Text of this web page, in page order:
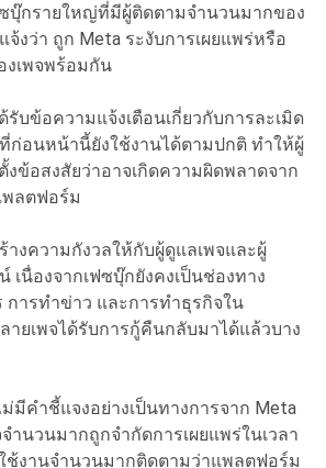
บุ๊กรายใหญ่ที่มีผู้ติดตามจำนวนมากของ
งว่า ถูก Meta ระงับการเผยแพร่หรือ
งเพจพร้อมกัน
รับข้อความแจ้งเตือนเกี่ยวกับการละเมิด
ก่อนหน้านี้ยังใช้งานได้ตามปกติ ทำให้ผู้
งข้อสงสัยว่าอาจเกิดความผิดพลาดจาก
ลตฟอร์ม
างความกังวลให้กับผู้ดูแลเพจและผู้
เนื่องจากเฟซบุ๊กยังคงเป็นช่องทาง
ารทำข่าว และการทำธุรกิจใน
ายเพจได้รับการกู้คืนกลับมาได้แล้วบาง
มีคำชี้แจงอย่างเป็นทางการจาก Meta
ำนวนมากถูกจำกัดการเผยแพร่ในเวลา
ช้งานจำนวนมากติดตามว่าแพลตฟอร์ม